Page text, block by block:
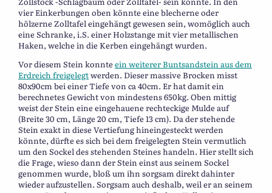
vier Einkerbungen oben könnte eine blecherne oder
hölzerne Zolltafel eingehängt gewesen sein, womöglich auch
eine Schranke, i.S. einer Holzstange mit vier metallischen
Haken, welche in die Kerben eingehängt wurden.
Vor diesem Stein konnteein weiterer Buntsandstein aus dem
Erdreich freigelegtwerden. Dieser massive Brocken misst
80x90cm bei einer Tiefe von ca 40cm. Er hat damit ein
berechnetes Gewicht von mindestens 650kg. Oben mittig
weist der Stein eine eingehauene rechteckige Mulde auf
(Breite 30 cm, Länge 20 cm, Tiefe 13 cm). Da der stehende
Stein exakt in diese Vertiefung hineingesteckt werden
könnte, dürfte es sich bei dem freigelegten Stein vermutlich
um den Sockel des stehenden Steines handeln. Hier stellt sich
die Frage, wieso dann der Stein einst aus seinem Sockel
genommen wurde, bloß um ihn sorgsam direkt dahinter
wieder aufzustellen. Sorgsam auch deshalb, weil er an seinem